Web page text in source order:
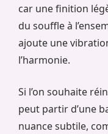
car une finition
du souffle à
ajoute une
l’harmonie.
Si l’on souhaite
peut partir d’une
nuance subtile,